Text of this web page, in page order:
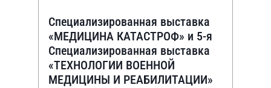
Специализированная выставка
«МЕДИЦИНА КАТАСТРОФ» и 5-я
Специализированная выставка
«ТЕХНОЛОГИИ ВОЕННОЙ
МЕДИЦИНЫ И РЕАБИЛИТАЦИИ»